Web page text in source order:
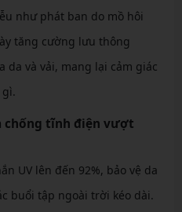
như phát ban do mồ hôi
tăng cường lưu thông
da và vải, mang lại cảm giác
chống tĩnh điện vượt
UV lên đến 92%, bảo vệ da
buổi tập ngoài trời kéo dài.